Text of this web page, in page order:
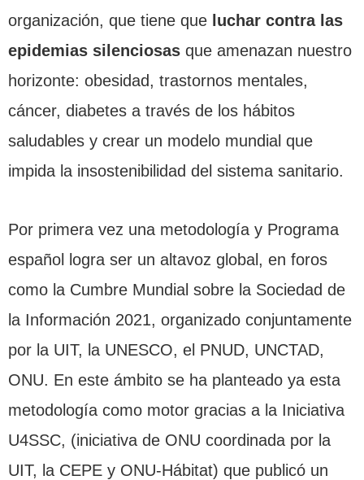
organización, que tiene que luchar contra las
epidemias silenciosas que amenazan nuestro
horizonte: obesidad, trastornos mentales,
cáncer, diabetes a través de los hábitos
saludables y crear un modelo mundial que
impida la insostenibilidad del sistema sanitario.
Por primera vez una metodología y Programa
español logra ser un altavoz global, en foros
como la Cumbre Mundial sobre la Sociedad de
la Información 2021, organizado conjuntamente
por la UIT, la UNESCO, el PNUD, UNCTAD,
ONU. En este ámbito se ha planteado ya esta
metodología como motor gracias a la Iniciativa
U4SSC, (iniciativa de ONU coordinada por la
UIT, la CEPE y ONU-Hábitat) que publicó un